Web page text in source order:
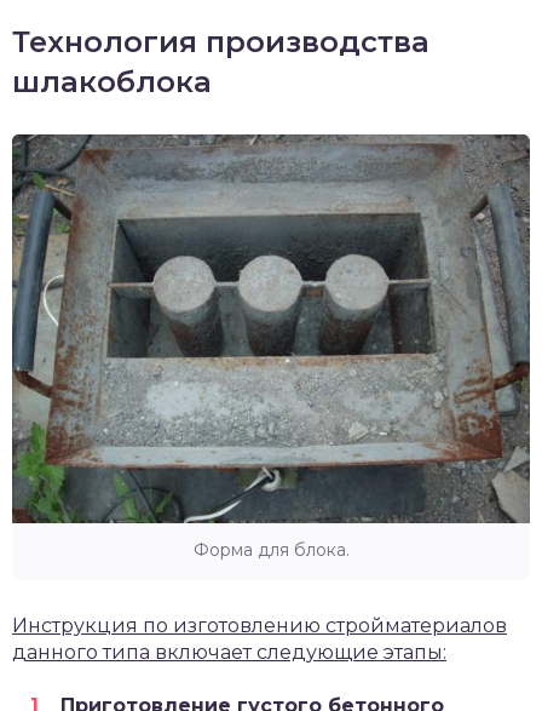
Технология производства
шлакоблока
Форма для блока.
Инструкция по изготовлению стройматериалов
данного типа включает следующие этапы:
Приготовление густого бетонного